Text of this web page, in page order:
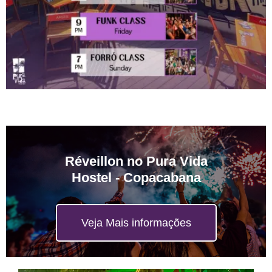
Réveillon no Pura Vida
Hostel - Copacabana
Veja Mais informações